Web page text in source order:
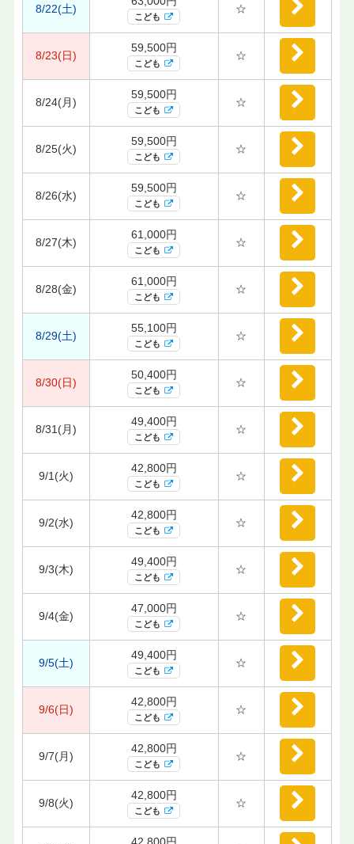
8/22(土)
こども
☆
8/23(日)
59,500円
こども
☆
8/24(月)
59,500円
こども
☆
8/25(火)
59,500円
こども
☆
8/26(水)
59,500円
こども
☆
8/27(木)
61,000円
こども
☆
8/28(金)
61,000円
こども
☆
8/29(土)
55,100円
こども
☆
8/30(日)
50,400円
こども
☆
8/31(月)
49,400円
こども
☆
9/1(火)
42,800円
こども
☆
9/2(水)
42,800円
こども
☆
9/3(木)
49,400円
こども
☆
9/4(金)
47,000円
こども
☆
9/5(土)
49,400円
こども
☆
9/6(日)
42,800円
こども
☆
9/7(月)
42,800円
こども
☆
9/8(火)
42,800円
こども
☆